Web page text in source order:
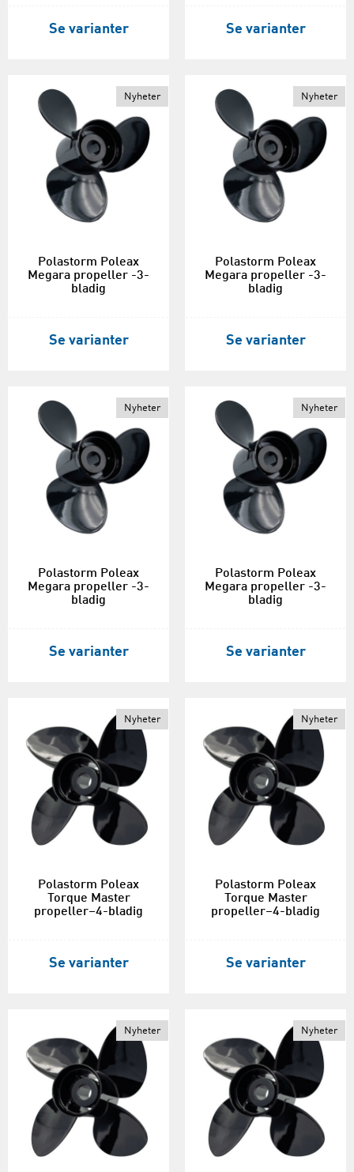
Se varianter Se varianter
Nyheter
Polastorm Poleax
Megara propeller -3-
bladig
Se varianter
Nyheter
Polastorm Poleax
Megara propeller -3-
bladig
Se varianter
Nyheter
Polastorm Poleax
Megara propeller -3-
bladig
Se varianter
Nyheter
Polastorm Poleax
Megara propeller -3-
bladig
Se varianter
Nyheter
Polastorm Poleax
Torque Master
propeller–4-bladig
Se varianter
Nyheter
Polastorm Poleax
Torque Master
propeller–4-bladig
Se varianter
Nyheter Nyheter